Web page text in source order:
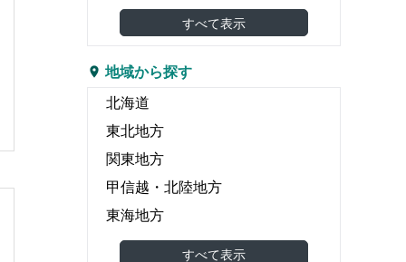
教育・塾
介護・医療・福祉(0)
婚礼・葬儀(0)
物流・運輸・倉庫
リース・レンタル
飲食(0)
広告・出版・印刷
エンタテイメント関連
食品製造・食品卸(0)
すべて表示
地域から探す
北海道
東北地方
関東地方
甲信越・北陸地方
東海地方
関西地方
すべて表示